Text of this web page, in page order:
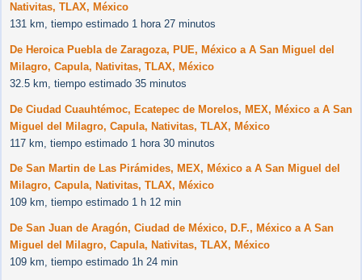
Nativitas, TLAX, México
131 km, tiempo estimado 1 hora 27 minutos
De Heroica Puebla de Zaragoza, PUE, México a A San Miguel del
Milagro, Capula, Nativitas, TLAX, México
32.5 km, tiempo estimado 35 minutos
De Ciudad Cuauhtémoc, Ecatepec de Morelos, MEX, México a A San
Miguel del Milagro, Capula, Nativitas, TLAX, México
117 km, tiempo estimado 1 hora 30 minutos
De San Martin de Las Pirámides, MEX, México a A San Miguel del
Milagro, Capula, Nativitas, TLAX, México
109 km, tiempo estimado 1 h 12 min
De San Juan de Aragón, Ciudad de México, D.F., México a A San
Miguel del Milagro, Capula, Nativitas, TLAX, México
109 km, tiempo estimado 1h 24 min